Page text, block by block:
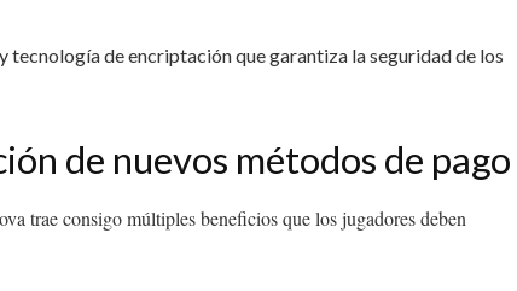
tecnología de encriptación que garantiza la seguridad de los
de nuevos métodos de pago
trae consigo múltiples beneficios que los jugadores deben